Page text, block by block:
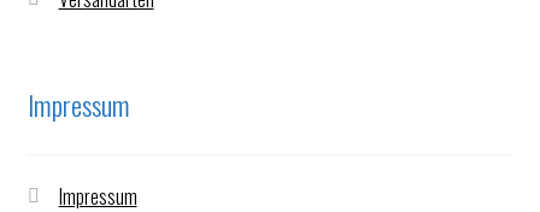
Impressum
Impressum